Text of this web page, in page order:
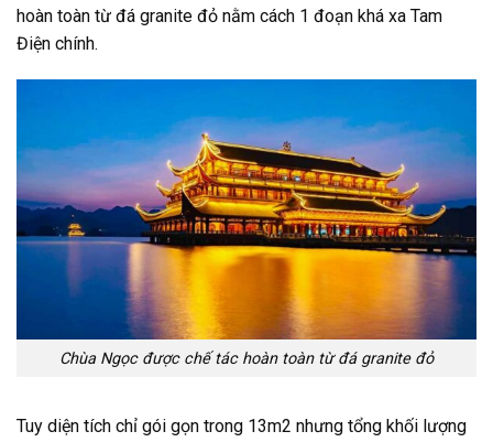
hoàn toàn từ đá granite đỏ nằm cách 1 đoạn khá xa Tam
Điện chính.
Chùa Ngọc được chế tác hoàn toàn từ đá granite đỏ
Tuy diện tích chỉ gói gọn trong 13m2 nhưng tổng khối lượng